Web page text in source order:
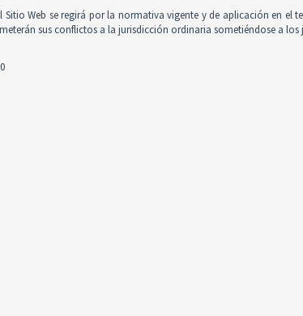
Sitio Web se regirá por la normativa vigente y de aplicación en
sus conflictos a la jurisdicción ordinaria sometiéndose a